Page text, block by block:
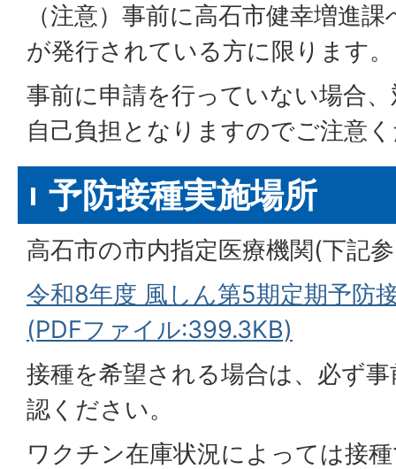
（注意）事前に高石市健幸増進
が発行されている方に限ります。
事前に申請を行っていない場合
自己負担となりますのでご注意
予防接種実施場所
高石市の市内指定医療機関(下記
令和8年度 風しん第5期定期予防
(PDFファイル:399.3KB)
接種を希望される場合は、必ず
認ください。
ワクチン在庫状況によっては接